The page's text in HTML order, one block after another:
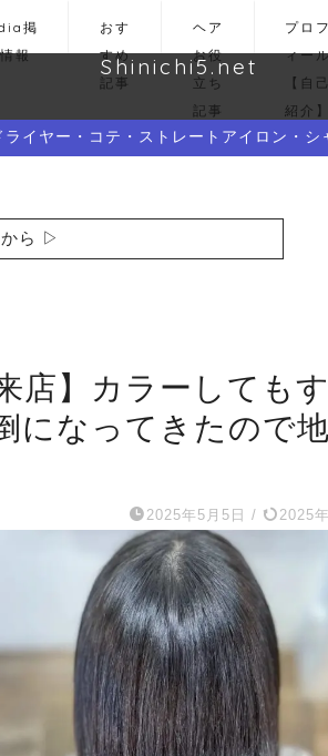
掲
報
おす
すめ
記事
ヘア
お役
立ち
記事
プロフ
ィー
【自己
紹介】
Shinichi5.net
イヤー・コテ・ストレートアイロン・シ
から ▷
店】カラーしても
になってきたので
2025年5月5日 / 2025